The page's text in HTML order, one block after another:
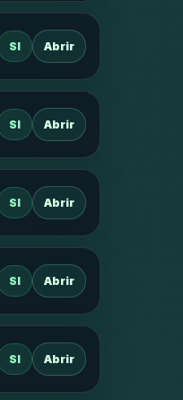
SI Abrir
SI Abrir
SI Abrir
SI Abrir
SI Abrir